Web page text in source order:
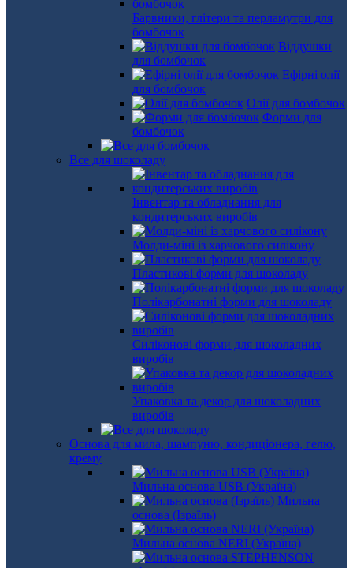
Барвники, глітери та перламутри для
бомбочок
Віддушки
для бомбочок
Ефірні олії
для бомбочок
Олії для бомбочок
Форми для
бомбочок
Все для шоколаду
Інвентар та обладнання для
кондитерських виробів
Молди-міні із харчового силікону
Пластикові форми для шоколаду
Полікарбонатні форми для шоколаду
Силіконові форми для шоколадних
виробів
Упаковка та декор для шоколадних
виробів
Основа для мила, шампуню, кондиціонера, гелю,
крему
Мильна основа USB (Україна)
Мильна
основа (Ізраїль)
Мильна основа NERI (Україна)